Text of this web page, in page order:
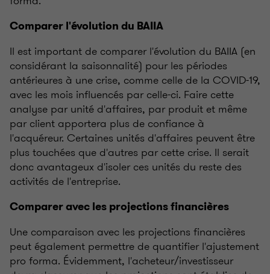
Comparer l'évolution du BAIIA
Il est important de comparer l'évolution du BAIIA (en
considérant la saisonnalité) pour les périodes
antérieures à une crise, comme celle de la COVID-19,
avec les mois influencés par celle-ci. Faire cette
analyse par unité d'affaires, par produit et même
par client apportera plus de confiance à
l'acquéreur. Certaines unités d'affaires peuvent être
plus touchées que d'autres par cette crise. Il serait
donc avantageux d'isoler ces unités du reste des
activités de l'entreprise.
Comparer avec les projections financières
Une comparaison avec les projections financières
peut également permettre de quantifier l'ajustement
pro forma. Évidemment, l'acheteur/investisseur